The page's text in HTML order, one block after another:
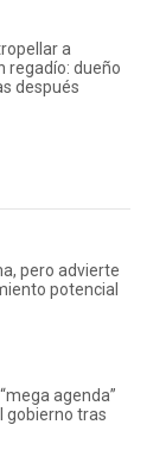
a
regadío: dueño
después
pero advierte
potencial
agenda”
gobierno tras